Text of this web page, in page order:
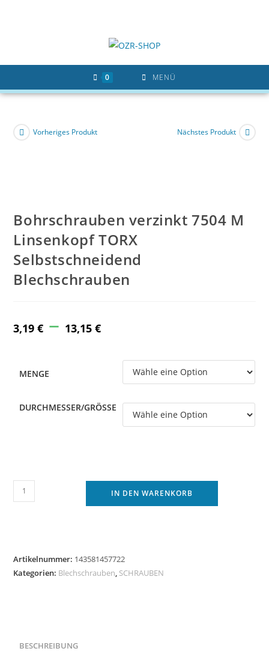
0 MENÜ
Vorheriges Produkt Nächstes Produkt
Bohrschrauben verzinkt 7504 M
Linsenkopf TORX
Selbstschneidend
Blechschrauben
3,19€ – 13,15€range:
3,19 €
MENGE
DURCHMESSER/GRÖSSE
Bohrschrauben
verzinkt
TORX
Selbstschneidend
IN DEN WARENKORB
Artikelnummer: 143581457722
Kategorien: Blechschrauben, SCHRAUBEN
BESCHREIBUNG